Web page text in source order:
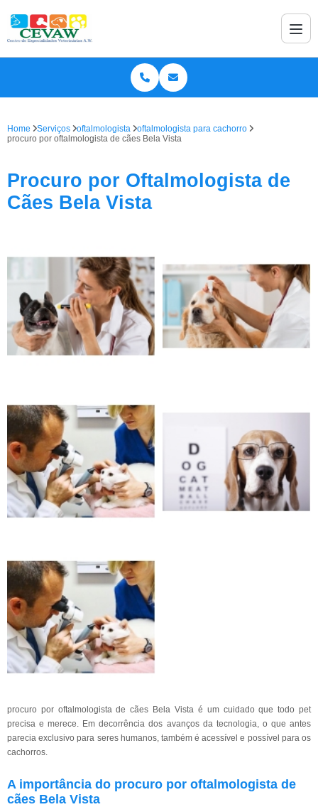
Home Serviços oftalmologista
oftalmologista para cachorro
procuro por oftalmologista de cães Bela Vista
Procuro por Oftalmologista de
Cães Bela Vista
procuro por oftalmologista de cães Bela Vista é um cuidado que todo pet
precisa e merece. Em decorrência dos avanços da tecnologia, o que antes
parecia exclusivo para seres humanos, também é acessível e possível para os
cachorros.
A importância do procuro por oftalmologista de
cães Bela Vista